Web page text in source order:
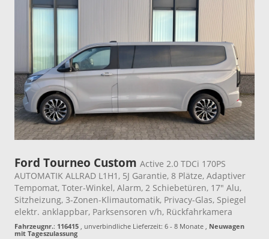
Ford Tourneo Custom Active 2.0 TDCi 170PS
AUTOMATIK ALLRAD L1H1, 5J Garantie, 8 Plätze, Adaptiver
Tempomat, Toter-Winkel, Alarm, 2 Schiebetüren, 17" Alu,
Sitzheizung, 3-Zonen-Klimautomatik, Privacy-Glas, Spiegel
elektr. anklappbar, Parksensoren v/h, Rückfahrkamera
Fahrzeugnr.: 116415 , unverbindliche Lieferzeit: 6 - 8 Monate , Neuwagen
mit Tageszulassung